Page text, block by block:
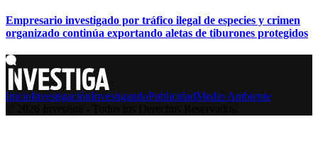
Empresario investigado por tráfico ilegal de especies y crimen
organizado continúa exportando aletas de tiburones protegidos
InicioInvestigaciónInvestigandoPublicidadMedio Ambiente